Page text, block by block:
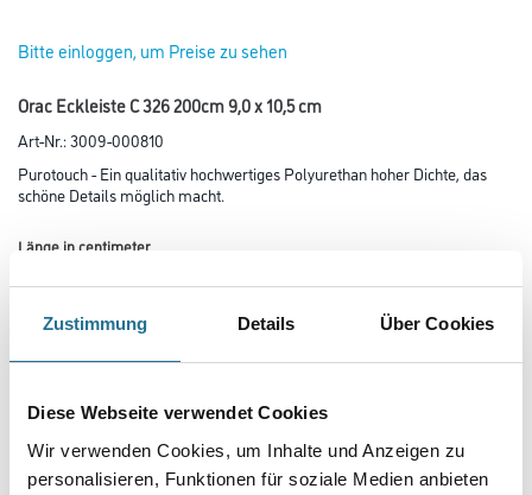
Zustimmung Details Über Cookies
Diese Webseite verwendet Cookies
Wir verwenden Cookies, um Inhalte und Anzeigen zu
personalisieren, Funktionen für soziale Medien anbieten
Bitte einloggen, um Preise zu sehen
Orac Eckleiste C 326 200cm 9,0 x 10,5 cm
Art-Nr.:3009-000810
Purotouch - Ein qualitativ hochwertiges Polyurethan hoher Dichte, das
schöne Details möglich macht.
Länge in centimeter
Breite in centimeter